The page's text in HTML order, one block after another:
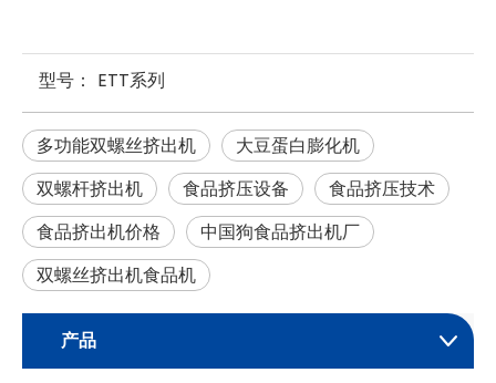
型号： ETT系列
多功能双螺丝挤出机
大豆蛋白膨化机
双螺杆挤出机
食品挤压设备
食品挤压技术
食品挤出机价格
中国狗食品挤出机厂
双螺丝挤出机食品机
产品